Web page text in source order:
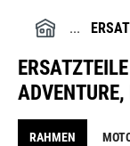
RAHMEN